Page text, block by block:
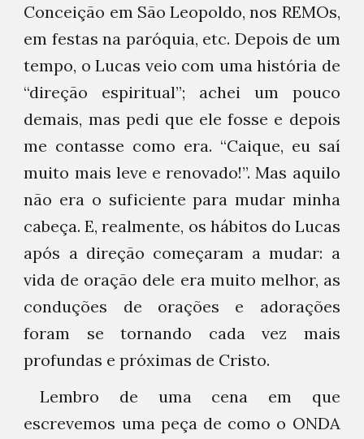
Conceição em São Leopoldo, nos REMOs,
em festas na paróquia, etc. Depois de um
tempo, o Lucas veio com uma história de
“direção espiritual”; achei um pouco
demais, mas pedi que ele fosse e depois
me contasse como era. “Caique, eu saí
muito mais leve e renovado!”. Mas aquilo
não era o suficiente para mudar minha
cabeça. E, realmente, os hábitos do Lucas
após a direção começaram a mudar: a
vida de oração dele era muito melhor, as
conduções de orações e adorações
foram se tornando cada vez mais
profundas e próximas de Cristo.
Lembro de uma cena em que
escrevemos uma peça de como o ONDA